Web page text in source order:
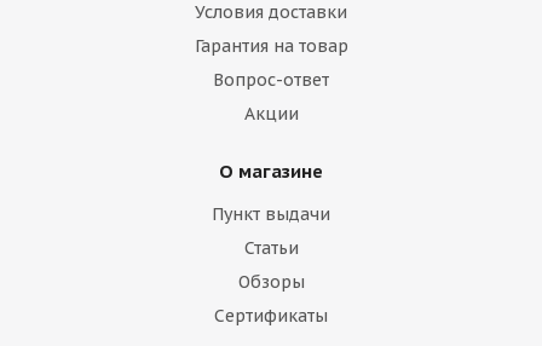
Условия доставки
Гарантия на товар
Вопрос-ответ
Акции
О магазине
Пункт выдачи
Статьи
Обзоры
Сертификаты